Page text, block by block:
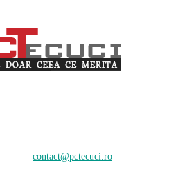
contact@pctecuci.ro